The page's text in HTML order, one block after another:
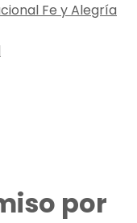
Fe y Alegría
por